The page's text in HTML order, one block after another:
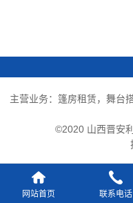
网站首页 联系电话
主营业务：篷房租赁，舞台
©2020 山西晋安